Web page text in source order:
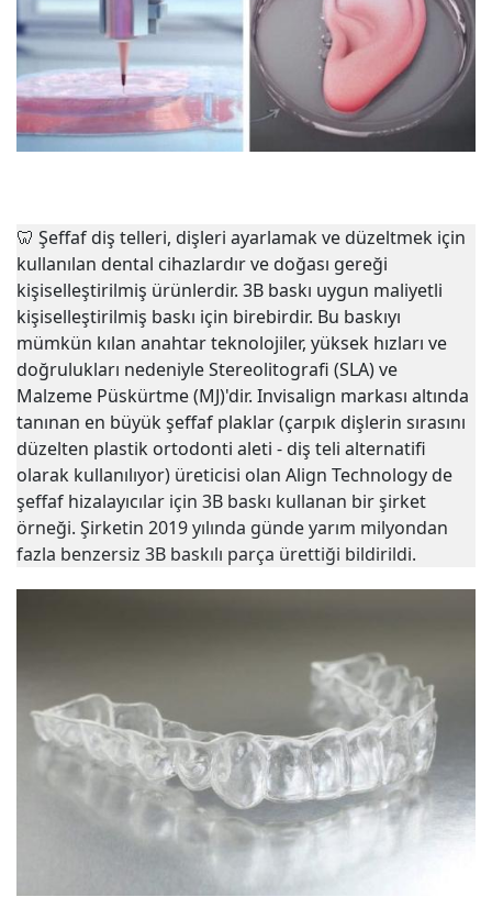
🦷 Şeffaf diş telleri, dişleri ayarlamak ve düzeltmek için
kullanılan dental cihazlardır ve doğası gereği
kişiselleştirilmiş ürünlerdir. 3B baskı uygun maliyetli
kişiselleştirilmiş baskı için birebirdir. Bu baskıyı
mümkün kılan anahtar teknolojiler, yüksek hızları ve
doğrulukları nedeniyle Stereolitografi (SLA) ve
Malzeme Püskürtme (MJ)'dir. Invisalign markası altında
tanınan en büyük şeffaf plaklar (çarpık dişlerin sırasını
düzelten plastik ortodonti aleti - diş teli alternatifi
olarak kullanılıyor) üreticisi olan Align Technology de
şeffaf hizalayıcılar için 3B baskı kullanan bir şirket
örneği. Şirketin 2019 yılında günde yarım milyondan
fazla benzersiz 3B baskılı parça ürettiği bildirildi.